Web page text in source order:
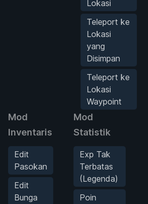
Lokasi
Teleport ke
Lokasi
yang
Disimpan
Teleport ke
Lokasi
Waypoint
Mod
Inventaris
Edit
Pasokan
Edit
Bunga
Mod
Statistik
Exp Tak
Terbatas
(Legenda)
Poin